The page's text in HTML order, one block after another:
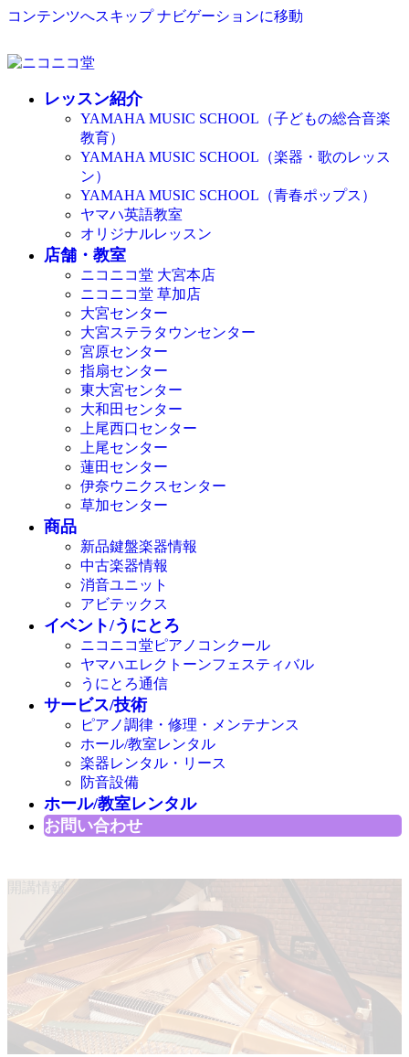
コンテンツへスキップ ナビゲーションに移動
レッスン紹介
YAMAHA MUSIC SCHOOL（子どもの総合音楽
教育）
YAMAHA MUSIC SCHOOL（楽器・歌のレッス
ン）
YAMAHA MUSIC SCHOOL（青春ポップス）
ヤマハ英語教室
オリジナルレッスン
店舗・教室
ニコニコ堂 大宮本店
ニコニコ堂 草加店
大宮センター
大宮ステラタウンセンター
宮原センター
指扇センター
東大宮センター
大和田センター
上尾西口センター
上尾センター
蓮田センター
伊奈ウニクスセンター
草加センター
商品
新品鍵盤楽器情報
中古楽器情報
消音ユニット
アビテックス
イベント/うにとろ
ニコニコ堂ピアノコンクール
ヤマハエレクトーンフェスティバル
うにとろ通信
サービス/技術
ピアノ調律・修理・メンテナンス
ホール/教室レンタル
楽器レンタル・リース
防音設備
ホール/教室レンタル
お問い合わせ
開講情報